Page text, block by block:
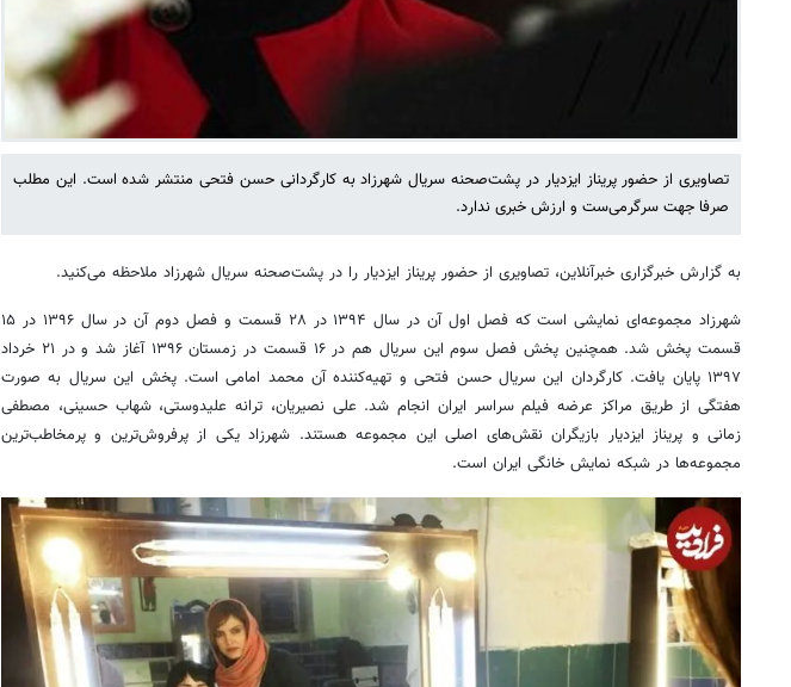
تصاویری از حضور پریناز ایزدیار در پشت‌صحنه سریال شهرزاد به کارگردانی حسن فتحی منتشر شده است. این مطلب
صرفا جهت سرگرمی‌ست و ارزش خبری ندارد.
به گزارش خبرگزاری خبرآنلاین، تصاویری از حضور پریناز ایزدیار را در پشت‌صحنه سریال شهرزاد ملاحظه می‌کنید.
شهرزاد مجموعه‌ای نمایشی است که فصل اول آن در سال ۱۳۹۴ در ۲۸ قسمت و فصل دوم آن در سال ۱۳۹۶ در ۱۵
قسمت پخش شد. همچنین پخش فصل سوم این سریال هم در ۱۶ قسمت در زمستان ۱۳۹۶ آغاز شد و در ۲۱ خرداد
۱۳۹۷ پایان یافت. کارگردان این سریال حسن فتحی و تهیه‌کننده آن محمد امامی است. پخش این سریال به صورت
هفتگی از طریق مراکز عرضه فیلم سراسر ایران انجام شد. علی نصیریان، ترانه علیدوستی، شهاب حسینی، مصطفی
زمانی و پریناز ایزدیار بازیگران نقش‌های اصلی این مجموعه هستند. شهرزاد یکی از پرفروش‌ترین و پرمخاطب‌ترین
مجموعه‌ها در شبکه نمایش خانگی ایران است.